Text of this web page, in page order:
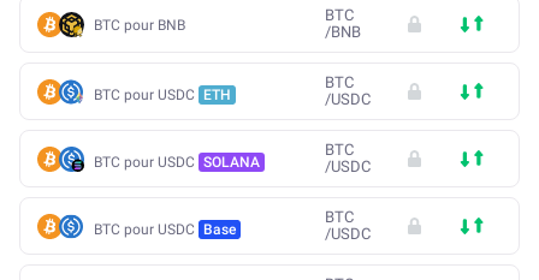
BTC pour BNB
BTC
/BNB
BTC pour USDC ETH
BTC
/USDC
BTC pour USDC SOLANA
BTC
/USDC
BTC pour USDC Base
BTC
/USDC